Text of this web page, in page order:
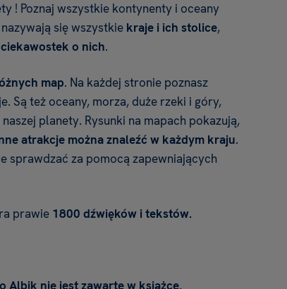
! Poznaj wszystkie kontynenty i oceany
się wszystkie kraje i ich stolice,
ciekawostek o nich.
map. Na każdej stronie poznasz
Są też oceany, morza, duże rzeki i góry,
planety. Rysunki na mapach pokazują,
atrakcje można znaleźć w każdym kraju.
sprawdzać za pomocą zapewniających
prawie 1800 dźwięków i tekstów.
Albik nie jest zawarte w książce.